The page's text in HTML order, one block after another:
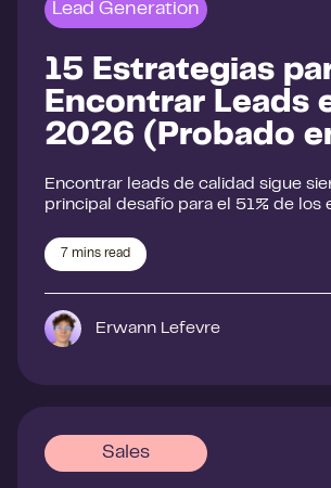
Lead Generation
15 Estrategias
Encontrar Leads
2026 (Probado
Encontrar leads de calidad sigue
principal desafío para el 51% de los
7 mins read
Erwann Lefevre
Sales